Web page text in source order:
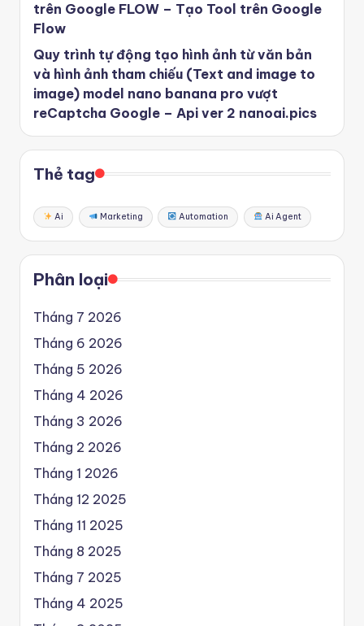
trên Google FLOW – Tạo Tool trên Google
Flow
Quy trình tự động tạo hình ảnh từ văn bản
và hình ảnh tham chiếu (Text and image to
image) model nano banana pro vượt
reCaptcha Google – Api ver 2 nanoai.pics
Thẻ tag
Ai Marketing Automation Ai Agent
Phân loại
Tháng 7 2026
Tháng 6 2026
Tháng 5 2026
Tháng 4 2026
Tháng 3 2026
Tháng 2 2026
Tháng 1 2026
Tháng 12 2025
Tháng 11 2025
Tháng 8 2025
Tháng 7 2025
Tháng 4 2025